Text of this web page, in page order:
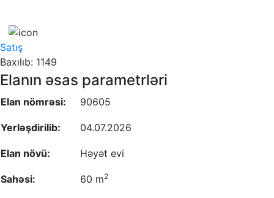
Satış
Baxılıb: 1149
Elanın əsas parametrləri
Elan nömrəsi: 90605
Yerləşdirilib: 04.07.2026
Elan növü: Həyət evi
Sahəsi: 60 m2